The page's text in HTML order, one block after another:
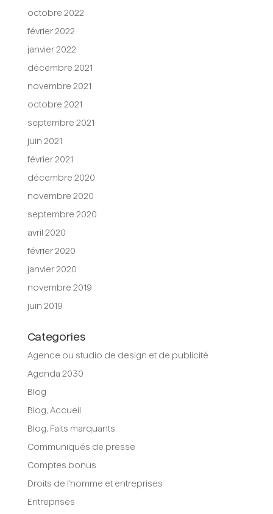
octobre 2022
février 2022
janvier 2022
décembre 2021
novembre 2021
octobre 2021
septembre 2021
juin 2021
février 2021
décembre 2020
novembre 2020
septembre 2020
avril 2020
février 2020
janvier 2020
novembre 2019
juin 2019
Categories
Agence ou studio de design et de publicité
Agenda 2030
Blog
Blog, Accueil
Blog, Faits marquants
Communiqués de presse
Comptes bonus
Droits de l'homme et entreprises
Entreprises